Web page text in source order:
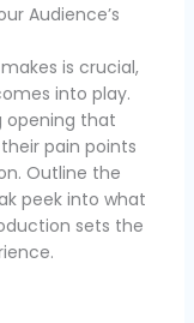
Audience’s
is crucial,
into play.
opening that
pain points
Outline the
peek into what
sets the